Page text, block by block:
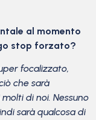
al momento
stop forzato?
focalizzato,
che sarà
di noi. Nessuno
sarà qualcosa di